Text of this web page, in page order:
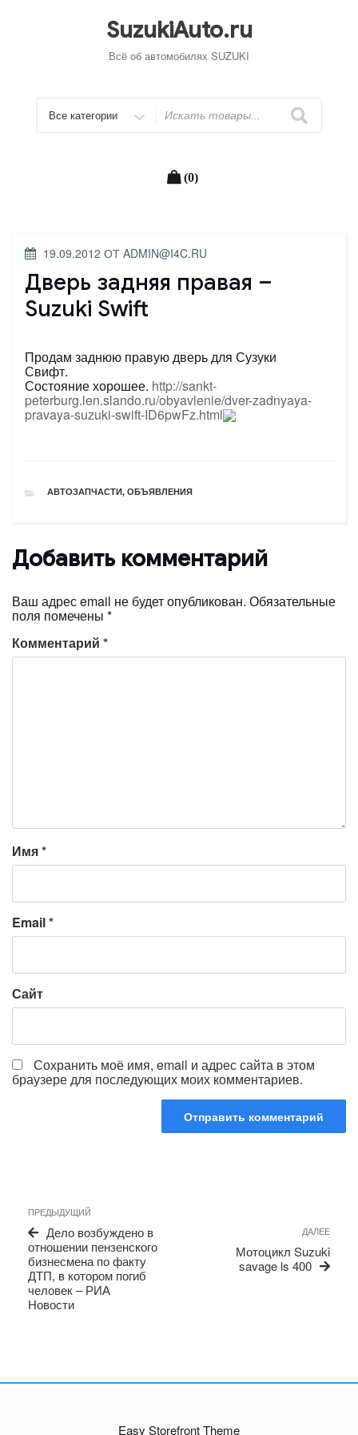
SuzukiAuto.ru
Всё об автомобилях SUZUKI
Искать
(0)
ОПУБЛИКОВАНО
19.09.2012 ОТ ADMIN@I4C.RU
Дверь задняя правая –
Suzuki Swift
Продам заднюю правую дверь для Сузуки
Свифт.
Состояние хорошее. http://sankt-
peterburg.len.slando.ru/obyavlenie/dver-zadnyaya-
pravaya-suzuki-swift-ID6pwFz.html
РУБРИКИ
АВТОЗАПЧАСТИ, ОБЪЯВЛЕНИЯ
Добавить комментарий
Ваш адрес email не будет опубликован. Обязательные
поля помечены *
Комментарий *
Имя*
Email*
Сайт
Сохранить моё имя, email и адрес сайта в этом
браузере для последующих моих комментариев.
по
записям
Предыдущая
запись
ПРЕДЫДУЩИЙ
Дело возбуждено в
отношении пензенского
бизнесмена по факту
ДТП, в котором погиб
человек – РИА
Новости
ДАЛЕЕ
Мотоцикл Suzuki
savage ls 400
Easy Storefront Theme